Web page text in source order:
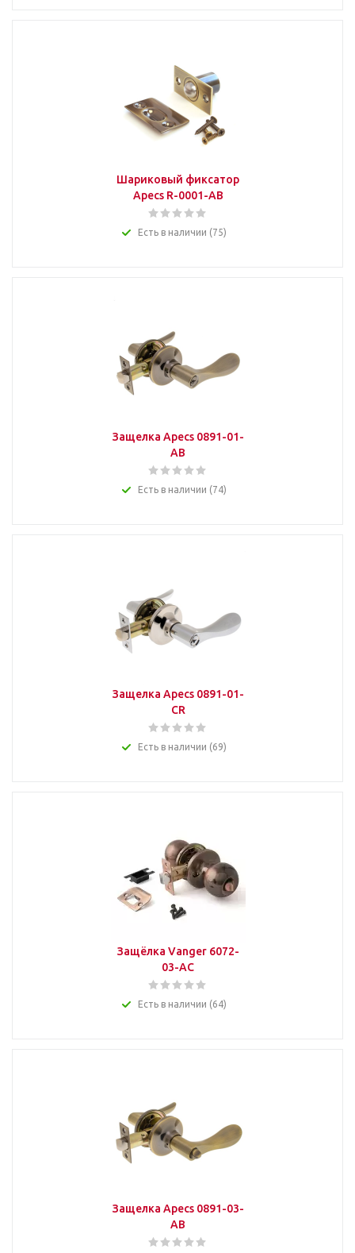
Шариковый фиксатор
Apecs R-0001-AB
Есть в наличии (75)
Защелка Apecs 0891-01-
AB
Есть в наличии (74)
Защелка Apecs 0891-01-
СR
Есть в наличии (69)
Защёлка Vanger 6072-
03-AC
Есть в наличии (64)
Защелка Apecs 0891-03-
AB